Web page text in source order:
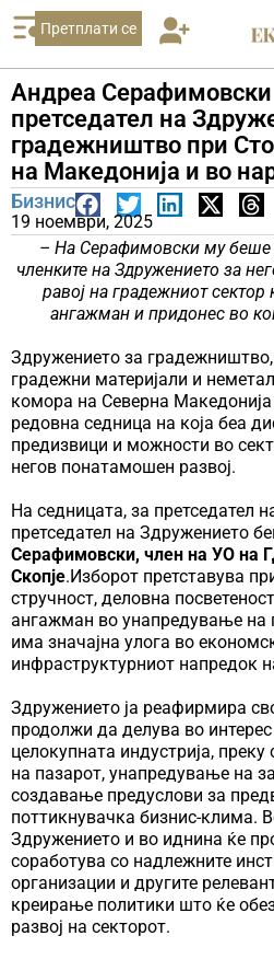
Претплати се
Андреа Серафимовски
претседател на
градежништво при
на Македонија и во
Бизнис
19 ноември, 2025
– На Серафимовски му беше
членките на Здружението за
равој на градежниот сектор
ангажман и придонес во
Здружението за градежништво,
градежни материјали и
комора на Северна Македонија
редовна седница на која беа
предизвици и можности во
негов понатамошен развој.
На седницата, за претседател
претседател на Здружението
Серафимовски, член на УО на
Скопје.Изборот претставува
стручност, деловна
ангажман во унапредување на
има значајна улога во
инфраструктурниот напредок
Здружението ја реафирмира
продолжи да делува во
целокупната индустрија, преку
на пазарот, унапредување на
создавање предуслови за
поттикнувачка бизнис-клима.
Здружението и во иднина ќе
соработува со надлежните
организации и другите
креирање политики што ќе
развој на секторот.